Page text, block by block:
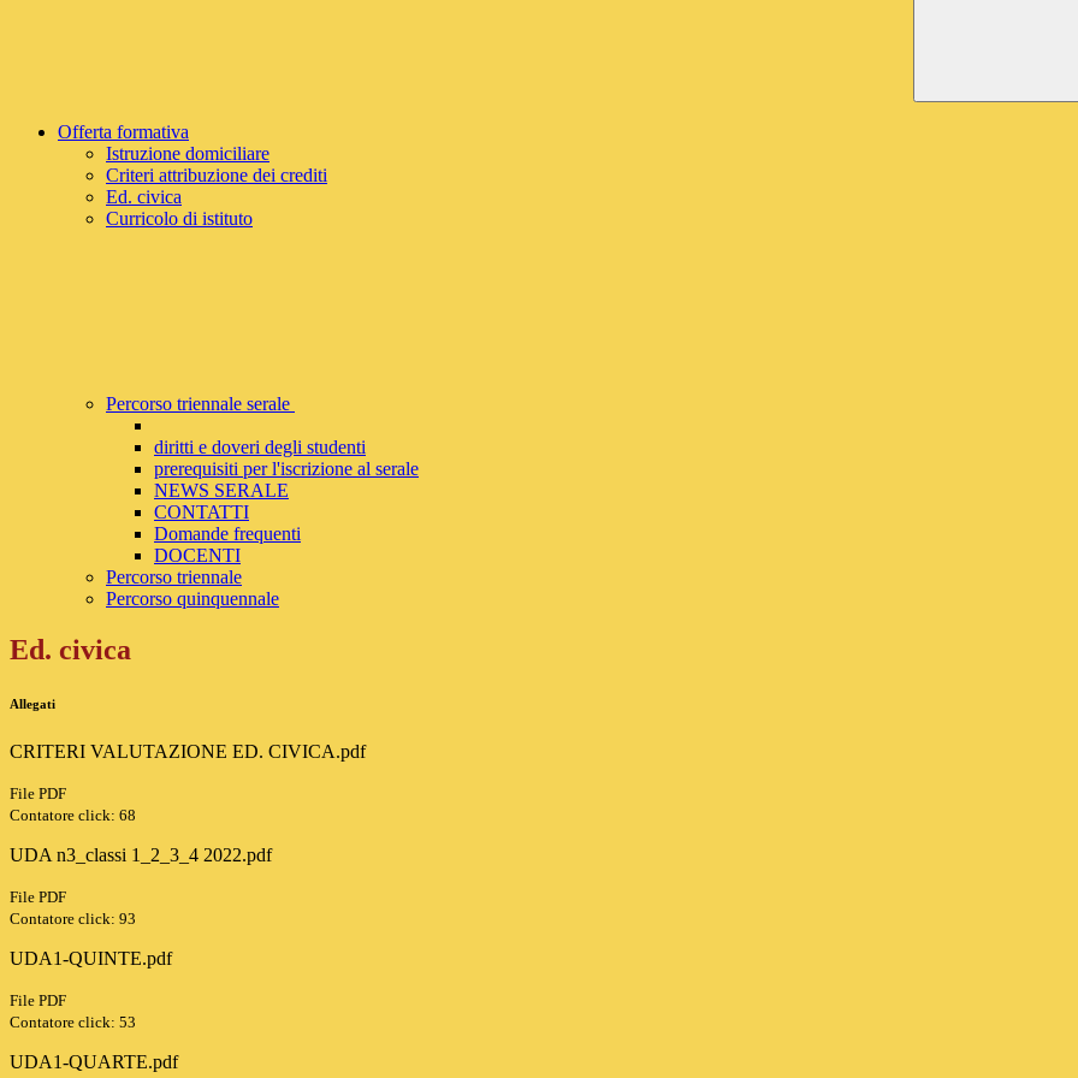
Offerta formativa
Istruzione domiciliare
Criteri attribuzione dei crediti
Ed. civica
Curricolo di istituto
Percorso triennale serale
diritti e doveri degli studenti
prerequisiti per l'iscrizione al serale
NEWS SERALE
CONTATTI
Domande frequenti
DOCENTI
Percorso triennale
Percorso quinquennale
Ed. civica
Allegati
CRITERI VALUTAZIONE ED. CIVICA.pdf
File PDF
Contatore click: 68
UDA n3_classi 1_2_3_4 2022.pdf
File PDF
Contatore click: 93
UDA1-QUINTE.pdf
File PDF
Contatore click: 53
UDA1-QUARTE.pdf